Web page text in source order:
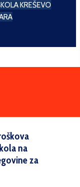
KREŠEVO
na
za